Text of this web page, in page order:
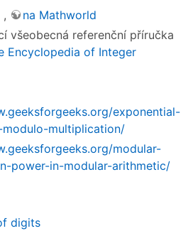
,
na Mathworld
všeobecná referenční příručka
Encyclopedia of Integer
exponential-
multiplication/
modular-
power-in-modular-arithmetic/
digits